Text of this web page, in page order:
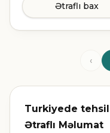
Ətraflı bax
‹
Turkiyede
Ətraflı Məlumat